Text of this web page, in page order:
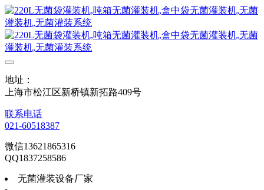
地址：
上海市松江区新桥镇新拓路409号
联系电话
021-60518387
微信13621865316
QQ1837258586
无菌灌装设备厂家